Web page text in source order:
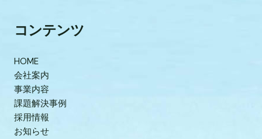
コンテンツ
HOME
会社案内
事業内容
課題解決事例
採用情報
お知らせ